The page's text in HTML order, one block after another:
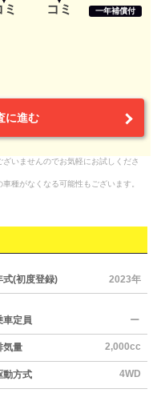
ミ コミ 一年補償付
に進む
いませんのでお気軽にお試しくださ
種がなくなる可能性もございます。
式(初度登録) 2023年
車定員 ー
気量 2,000cc
動方式 4WD